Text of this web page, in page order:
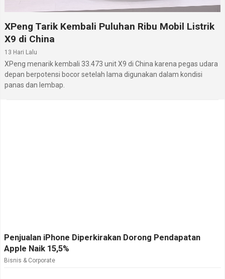
XPeng Tarik Kembali Puluhan Ribu Mobil Listrik
X9 di China
13 Hari Lalu
XPeng menarik kembali 33.473 unit X9 di China karena pegas udara
depan berpotensi bocor setelah lama digunakan dalam kondisi
panas dan lembap.
Penjualan iPhone Diperkirakan Dorong Pendapatan
Apple Naik 15,5%
Bisnis & Corporate